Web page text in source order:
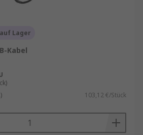
Lager
Kabel
103,12 €/Stück